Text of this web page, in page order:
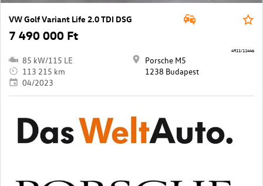
VW Golf Variant Life 2.0 TDI DSG
7 490 000 Ft
85 kW/115 LE
113 215 km
04/2023
Porsche M5
1238 Budapest
4911/11446